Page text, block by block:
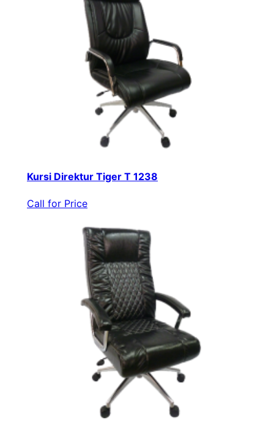
Kursi Direktur Tiger T 1238
Call for Price